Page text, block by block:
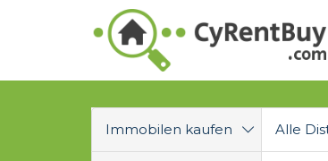
Immobilen kaufen Alle